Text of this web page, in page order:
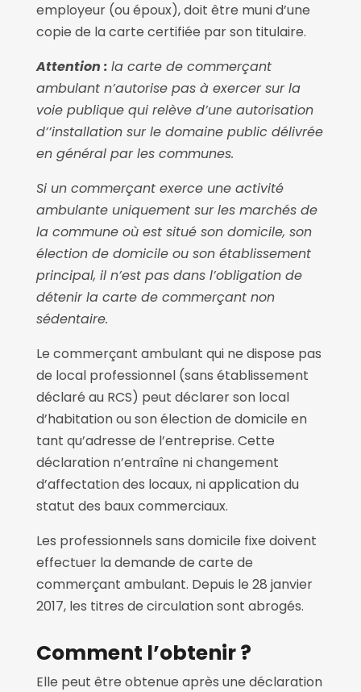
employeur (ou époux), doit être muni d’une
copie de la carte certifiée par son titulaire.
Attention : la carte de commerçant
ambulant n’autorise pas à exercer sur la
voie publique qui relève d’une autorisation
d’’installation sur le domaine public délivrée
en général par les communes.
Si un commerçant exerce une activité
ambulante uniquement sur les marchés de
la commune où est situé son domicile, son
élection de domicile ou son établissement
principal, il n’est pas dans l’obligation de
détenir la carte de commerçant non
sédentaire.
Le commerçant ambulant qui ne dispose pas
de local professionnel (sans établissement
déclaré au RCS) peut déclarer son local
d’habitation ou son élection de domicile en
tant qu’adresse de l’entreprise. Cette
déclaration n’entraîne ni changement
d’affectation des locaux, ni application du
statut des baux commerciaux.
Les professionnels sans domicile fixe doivent
effectuer la demande de carte de
commerçant ambulant. Depuis le 28 janvier
2017, les titres de circulation sont abrogés.
Comment l’obtenir ?
Elle peut être obtenue après une déclaration